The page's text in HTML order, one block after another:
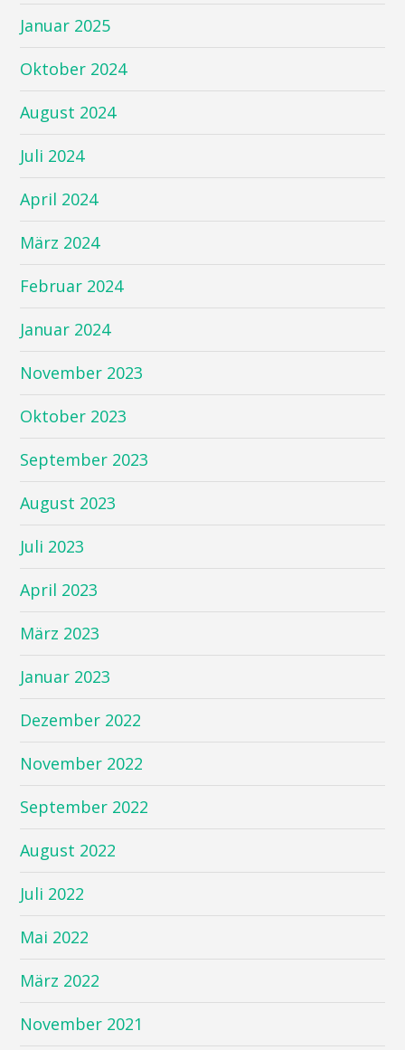
Januar 2025
Oktober 2024
August 2024
Juli 2024
April 2024
März 2024
Februar 2024
Januar 2024
November 2023
Oktober 2023
September 2023
August 2023
Juli 2023
April 2023
März 2023
Januar 2023
Dezember 2022
November 2022
September 2022
August 2022
Juli 2022
Mai 2022
März 2022
November 2021